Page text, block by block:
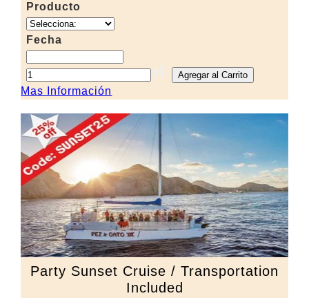
Producto
Fecha
Mas Información
Party Sunset Cruise / Transportation
Included